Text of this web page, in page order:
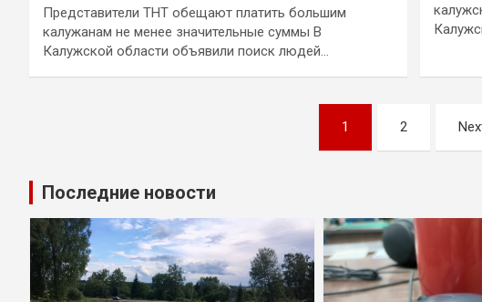
Представители ТНТ обещают платить большим
калужанам не менее значительные суммы В
Калужской области объявили поиск людей…
записям
1 2
Последние новости